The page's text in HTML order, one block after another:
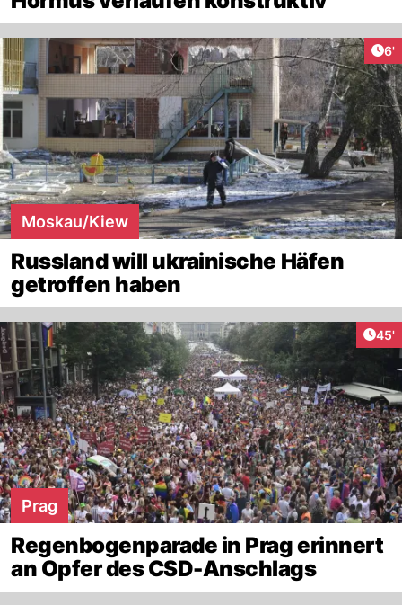
6'
Moskau/Kiew
Russland will ukrainische Häfen
getroffen haben
45'
Prag
Regenbogenparade in Prag erinnert
an Opfer des CSD-Anschlags